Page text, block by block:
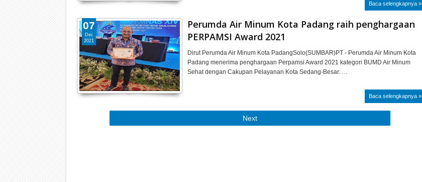
Baca selengkapnya »
Perumda Air Minum Kota Padang raih penghargaan
PERPAMSI Award 2021
Dirut Perumda Air Minum Kota PadangSolo(SUMBAR)PT - Perumda Air Minum Kota
Padang menerima penghargaan Perpamsi Award 2021 kategori BUMD Air Minum
Sehat dengan Cakupan Pelayanan Kota Sedang-Besar. …
Baca selengkapnya »
07
Dec
2021
Next